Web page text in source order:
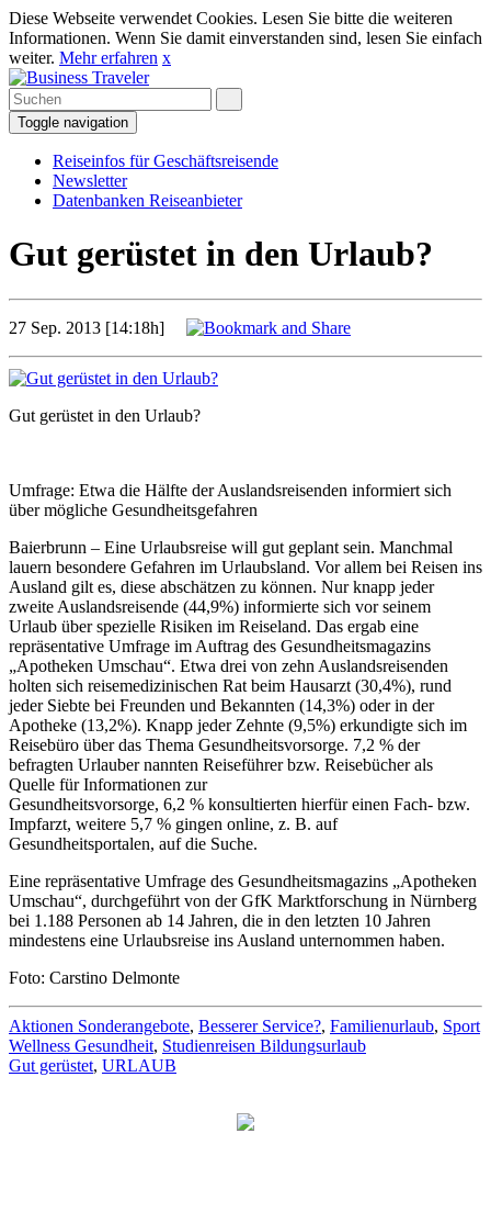
Diese Webseite verwendet Cookies. Lesen Sie bitte die weiteren
Informationen. Wenn Sie damit einverstanden sind, lesen Sie einfach
weiter. Mehr erfahren x
Toggle navigation
Reiseinfos für Geschäftsreisende
Newsletter
Datenbanken Reiseanbieter
Gut gerüstet in den Urlaub?
27 Sep. 2013 [14:18h]
Gut gerüstet in den Urlaub?
Umfrage: Etwa die Hälfte der Auslandsreisenden informiert sich
über mögliche Gesundheitsgefahren
Baierbrunn – Eine Urlaubsreise will gut geplant sein. Manchmal
lauern besondere Gefahren im Urlaubsland. Vor allem bei Reisen ins
Ausland gilt es, diese abschätzen zu können. Nur knapp jeder
zweite Auslandsreisende (44,9%) informierte sich vor seinem
Urlaub über spezielle Risiken im Reiseland. Das ergab eine
repräsentative Umfrage im Auftrag des Gesundheitsmagazins
„Apotheken Umschau“. Etwa drei von zehn Auslandsreisenden
holten sich reisemedizinischen Rat beim Hausarzt (30,4%), rund
jeder Siebte bei Freunden und Bekannten (14,3%) oder in der
Apotheke (13,2%). Knapp jeder Zehnte (9,5%) erkundigte sich im
Reisebüro über das Thema Gesundheitsvorsorge. 7,2 % der
befragten Urlauber nannten Reiseführer bzw. Reisebücher als
Quelle für Informationen zur
Gesundheitsvorsorge, 6,2 % konsultierten hierfür einen Fach- bzw.
Impfarzt, weitere 5,7 % gingen online, z. B. auf
Gesundheitsportalen, auf die Suche.
Eine repräsentative Umfrage des Gesundheitsmagazins „Apotheken
Umschau“, durchgeführt von der GfK Marktforschung in Nürnberg
bei 1.188 Personen ab 14 Jahren, die in den letzten 10 Jahren
mindestens eine Urlaubsreise ins Ausland unternommen haben.
Foto: Carstino Delmonte
Aktionen Sonderangebote, Besserer Service?, Familienurlaub, Sport
Wellness Gesundheit, Studienreisen Bildungsurlaub
Gut gerüstet, URLAUB